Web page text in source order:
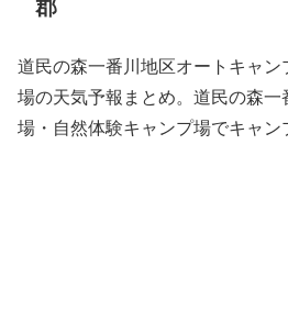
郡
道民の森一番川地区オートキャ
場の天気予報まとめ。道民の森
場・自然体験キャンプ場でキャン